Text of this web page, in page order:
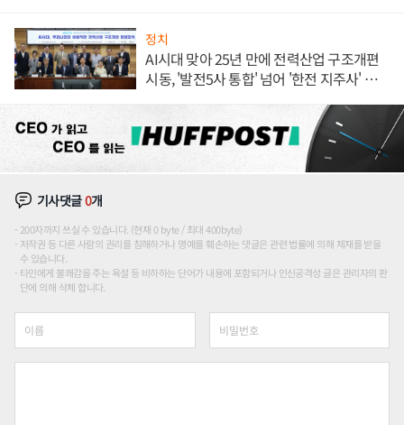
정치
AI시대 맞아 25년 만에 전력산업 구조개편
시동, '발전5사 통합' 넘어 '한전 지주사' 재편
기사댓글0개
200자까지 쓰실 수 있습니다. (현재 0 byte / 최대 400byte)
저작권 등 다른 사람의 권리를 침해하거나 명예를 훼손하는 댓글은 관련 법률에 의해 제재를 받을
수 있습니다.
타인에게 불쾌감을 주는 욕설 등 비하하는 단어가 내용에 포함되거나 인신공격성 글은 관리자의 판
단에 의해 삭제 합니다.